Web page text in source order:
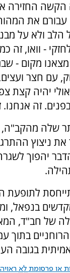
הקשה החזירה
עבורם את
ולא על
מקום -
עם חצר ועצים,
יהיה קצת
זה
שלה מהקב"ה,
ניצוץ
יהפוך
לתופעת
בנפאל,
של חב"ד,
בתוך
בגובה
או פרסומת לא